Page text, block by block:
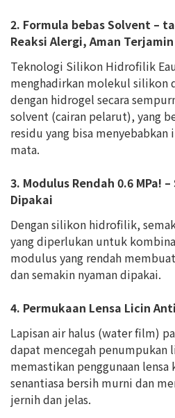
2. Formula bebas Solvent –
Reaksi Alergi, Aman Terjamin
Teknologi Silikon Hidrofilik
menghadirkan molekul silikon
dengan hidrogel secara
solvent (cairan pelarut), yang
residu yang bisa
mata.
3. Modulus Rendah 0.6 MPa!
Dipakai
Dengan silikon hidrofilik,
yang diperlukan untuk
modulus yang rendah
dan semakin nyaman dipakai.
4. Permukaan Lensa Licin
Lapisan air halus (water film)
dapat mencegah
memastikan penggunaan
senantiasa bersih murni dan
jernih dan jelas.